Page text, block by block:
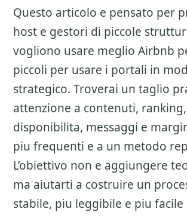
Questo articolo e pensato per
host e gestori di piccole
vogliono usare meglio Airbnb
piccoli per usare i portali in
strategico. Troverai un taglio
attenzione a contenuti, ranking,
disponibilita, messaggi e
piu frequenti e a un metodo
L’obiettivo non e aggiungere
ma aiutarti a costruire un
stabile, piu leggibile e piu facile